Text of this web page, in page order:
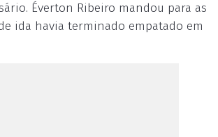
Éverton Ribeiro mandou para as
ida havia terminado empatado em